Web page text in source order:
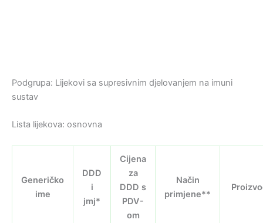
Podgrupa: Lijekovi sa supresivnim djelovanjem na imuni
sustav
Lista lijekova: osnovna
Generičko
ime
DDD
i
jmj*
Cijena
za
DDD s
PDV-
om
Način
primjene**